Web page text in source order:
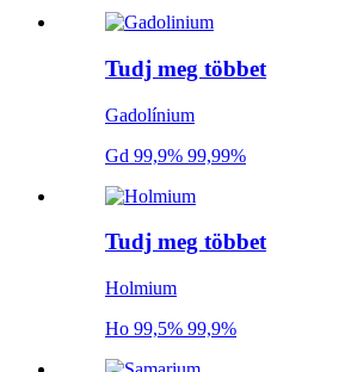
Tudj meg többet
Gadolínium
Gd 99,9% 99,99%
Tudj meg többet
Holmium
Ho 99,5% 99,9%